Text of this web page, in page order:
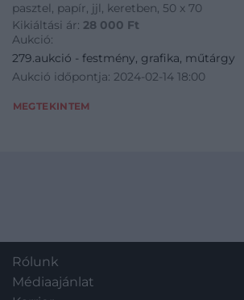
pasztel, papír, jjl, keretben, 50 x 70
Kikiáltási ár: 28 000 Ft
Aukció:
279.aukció - festmény, grafika, műtárgy
Aukció időpontja: 2024-02-14 18:00
MEGTEKINTEM
Rólunk
Médiaajánlat